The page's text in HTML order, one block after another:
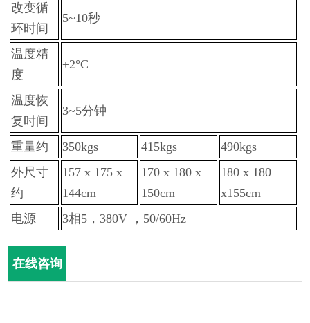
改变循
环时间
5~10秒
温度精
度
±2°C
温度恢
复时间
3~5分钟
重量约 350kgs 415kgs
490kgs
外尺寸
约
157 x 175 x
144cm
170 x 180 x
150cm
180 x 180
x155cm
电源
3相5，380V ，50/60Hz
在线咨询